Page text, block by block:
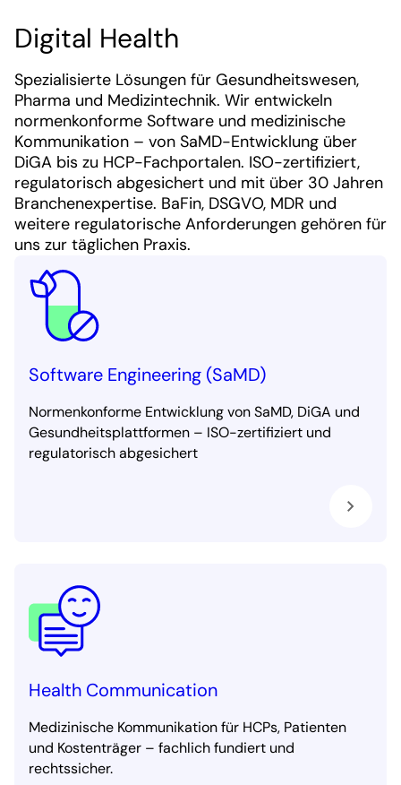
Digital Health
Spezialisierte Lösungen für Gesundheitswesen,
Pharma und Medizintechnik. Wir entwickeln
normenkonforme Software und medizinische
Kommunikation – von SaMD-Entwicklung über
DiGA bis zu HCP-Fachportalen. ISO-zertifiziert,
regulatorisch abgesichert und mit über 30 Jahren
Branchenexpertise. BaFin, DSGVO, MDR und
weitere regulatorische Anforderungen gehören für
uns zur täglichen Praxis.
Software Engineering (SaMD)
Normenkonforme Entwicklung von SaMD, DiGA und
Gesundheitsplattformen – ISO-zertifiziert und
regulatorisch abgesichert
Health Communication
Medizinische Kommunikation für HCPs, Patienten
und Kostenträger – fachlich fundiert und
rechtssicher.